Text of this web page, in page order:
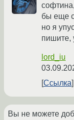
бы еще
но я
пишите,
lord_iu
Ссылка
Вы не можете